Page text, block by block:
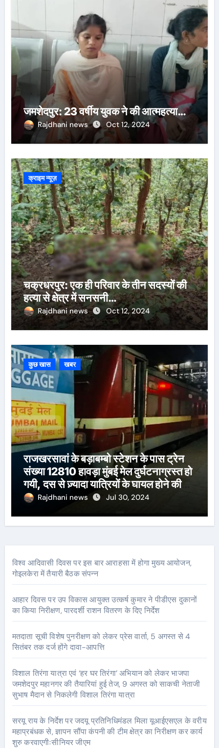
जमशेदपुर: 23 वर्षीय युवक ने की आत्महत्या…
Rajdhani news Oct 12, 2024
क्राइम न्यूज़
चक्रधरपुर: एक ही परिवार के तीन सदस्यों की
हत्या से क्षेत्र में सनसनी…
Rajdhani news Oct 12, 2024
कुछ खास खबर
राजखरसावां के बड़ाबम्बो स्टेशन के पास ट्रेन
संख्या 12810 हावड़ा मुंबई मेल दुर्घटनाग्रस्त हो
गयी, दस से ज़्यादा यात्रियों के घायल होने की
खबर।सरायकेला के वरीय पदाधिकारी
Rajdhani news Jul 30, 2024
विश्व आदिवासी दिवस पर इस बार आराहसा में होगा मुख्य आयोजन,
गोइलकेरा में तैयारी बैठक संपन्न
आहार दिवस पर उप विकास आयुक्त उत्कर्ष कुमार ने पीडीएस दुकानों
का किया निरीक्षण, पारदर्शी राशन वितरण के दिए निर्देश
मतदाता सूची विशेष पुनरीक्षण को लेकर प्रेस वार्ता, 5 अगस्त से 4
सितंबर तक दर्ज होंगे दावा-आपत्ति
विशाल तिरंगा यात्रा एवं ‘हर घर तिरंगा’ अभियान को लेकर भाजपा
जमशेदपुर महानगर की तैयारियां हुई तेज, 9 अगस्त को साकची नेताजी
सुभाष मैदान से निकलेगी विशाल तिरंगा यात्रा
सरयू राय के निर्देश पर जदयू प्रतिनिधिमंडल मिला यूआईएसएल के वरीय
महाप्रबंधक से, ज्ञापन सौंपा कंपनी की टीम क्षेत्र का निरीक्षण कर कार्य
शुरु करवाएगीःसीनियर जीएम